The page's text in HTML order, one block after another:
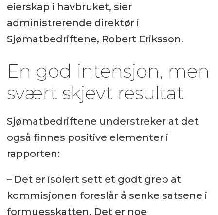
eierskap i havbruket, sier
administrerende direktør i
Sjømatbedriftene, Robert Eriksson.
En god intensjon, men
svært skjevt resultat
Sjømatbedriftene understreker at det
også finnes positive elementer i
rapporten:
– Det er isolert sett et godt grep at
kommisjonen foreslår å senke satsene i
formuesskatten. Det er noe